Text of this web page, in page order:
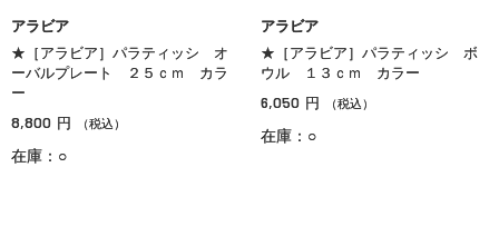
アラビア
★［アラビア］パラティッシ オ
ーバルプレート ２５ｃｍ カラ
ー
8,800 円 （税込）
在庫：○
アラビア
★［アラビア］パラティッシ ボ
ウル １３ｃｍ カラー
6,050 円 （税込）
在庫：○